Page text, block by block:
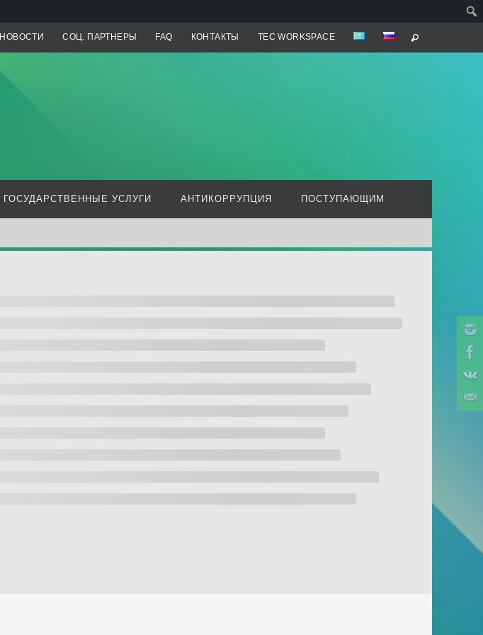
НОВОСТИ СОЦ. ПАРТНЕРЫ FAQ КОНТАКТЫ TEC WORKSPACE
ГОСУДАРСТВЕННЫЕ УСЛУГИ АНТИКОРРУПЦИЯ ПОСТУПАЮЩИМ